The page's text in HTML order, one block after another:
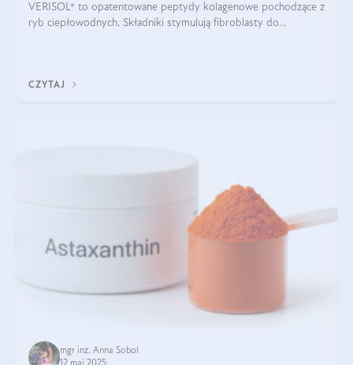
VERISOL® to opatentowane peptydy kolagenowe pochodzące z
ryb ciepłowodnych. Składniki stymulują fibroblasty do
CZYTAJ
mgr inż. Anna Sobol